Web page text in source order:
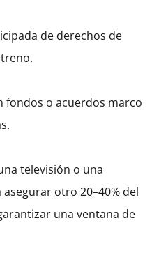
de derechos de
fondos o acuerdos marco
televisión o una
otro 20–40% del
una ventana de